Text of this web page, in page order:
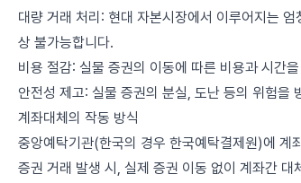
대량 거래 처리: 현대 자본시장에서 이루어지는
상 불가능합니다.
비용 절감: 실물 증권의 이동에 따른 비용과 시간
안전성 제고: 실물 증권의 분실, 도난 등의 위험을
계좌대체의 작동 방식
중앙예탁기관(한국의 경우 한국예탁결제원)에 계
증권 거래 발생 시, 실제 증권 이동 없이 계좌간 대